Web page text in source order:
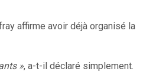
affirme avoir déjà organisé la
», a-t-il déclaré simplement.